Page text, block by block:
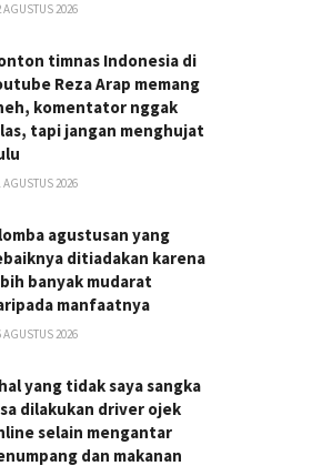
AGUSTUS 2026
timnas Indonesia di
Reza Arap memang
komentator nggak
tapi jangan menghujat
AGUSTUS 2026
agustusan yang
ditiadakan karena
banyak mudarat
manfaatnya
AGUSTUS 2026
yang tidak saya sangka
dilakukan driver ojek
selain mengantar
dan makanan